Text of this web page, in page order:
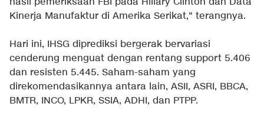
Kinerja Manufaktur di Amerika Serikat," terangnya.
Hari ini, IHSG diprediksi bergerak bervariasi
cenderung menguat dengan rentang support 5.406
dan resisten 5.445. Saham-saham yang
direkomendasikannya antara lain, ASII, ASRI, BBCA,
BMTR, INCO, LPKR, SSIA, ADHI, dan PTPP.